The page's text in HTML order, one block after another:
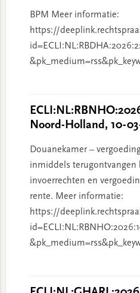
BPM Meer informatie:
https://
Noord-Holland, 10-
Douanekamer –
inmiddels terugontvangen
invoerrechten en
rente. Meer informatie:
https://